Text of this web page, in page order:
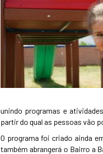
unindo programas e
partir do qual as pessoas vão
O programa foi criado ainda
também abrangerá o Bairro a